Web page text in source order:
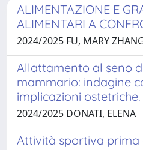
ALIMENTAZIONE E
ALIMENTARI A
2024/2025 FU, MARY
Allattamento al seno
mammario: indagine
implicazioni ostetriche.
2024/2025 DONATI, ELENA
Attività sportiva